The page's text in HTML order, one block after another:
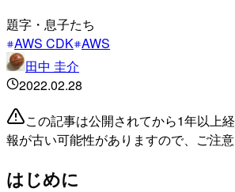
題字・息子たち
AWS CDK AWS
田中 圭介
2022.02.28
この記事は公開されてから1年以上
報が古い可能性がありますので、ご注意
はじめに